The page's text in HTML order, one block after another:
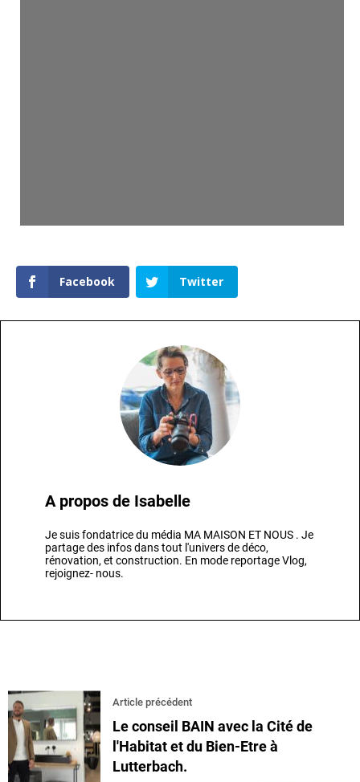
Facebook Twitter
A propos de Isabelle
Je suis fondatrice du média MA MAISON ET NOUS . Je
partage des infos dans tout l'univers de déco,
rénovation, et construction. En mode reportage Vlog,
rejoignez- nous.
Article précédent
Le conseil BAIN avec la Cité de
l'Habitat et du Bien-Etre à
Lutterbach.